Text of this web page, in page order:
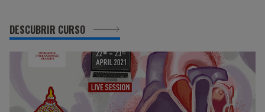
DESCUBRIR CURSO